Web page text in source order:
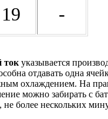
19 -
ток указывается
отдавать одна
охлаждением. На
можно забирать с
не более нескольких